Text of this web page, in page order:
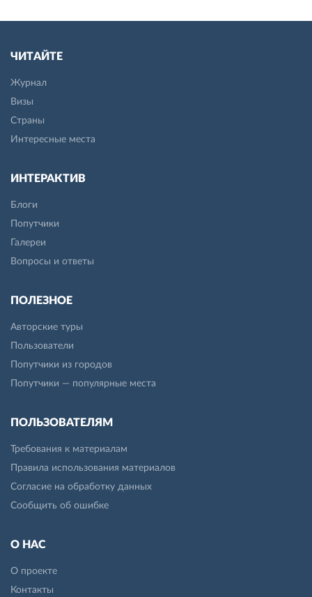
ЧИТАЙТЕ
Журнал
Визы
Страны
Интересные места
ИНТЕРАКТИВ
Блоги
Попутчики
Галереи
Вопросы и ответы
ПОЛЕЗНОЕ
Авторские туры
Пользователи
Попутчики из городов
Попутчики — популярные места
ПОЛЬЗОВАТЕЛЯМ
Требования к материалам
Правила использования материалов
Согласие на обработку данных
Сообщить об ошибке
О НАС
О проекте
Контакты